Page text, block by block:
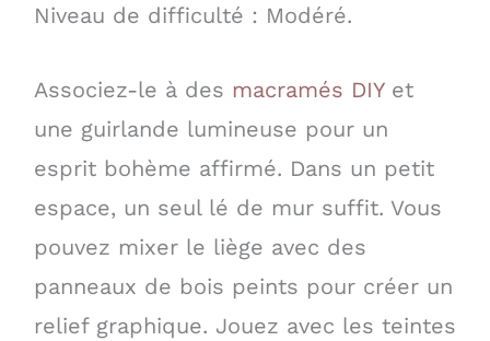
Niveau de difficulté : Modéré.
Associez-le à des macramés DIYet
une guirlande lumineuse pour un
esprit bohème affirmé. Dans un petit
espace, un seul lé de mur suffit. Vous
pouvez mixer le liège avec des
panneaux de bois peints pour créer un
relief graphique. Jouez avec les teintes